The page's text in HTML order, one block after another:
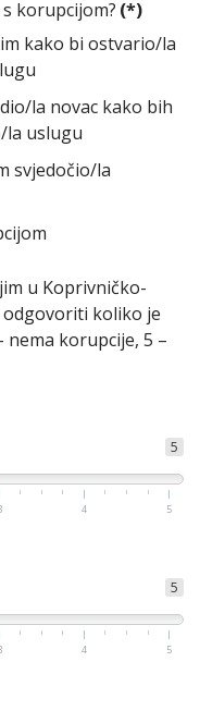
korupcijom? (*)
kako bi ostvario/la
la novac kako bih
la uslugu
svjedočio/la
u Koprivničko-
odgovoriti koliko je
nema korupcije, 5 –
5
4 5
5
4 5